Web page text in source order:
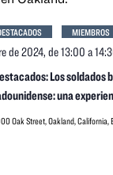
Los soldados
una
de 2024, de 13:00 a
MIEMBROS
Oak Street, Oakland, California,